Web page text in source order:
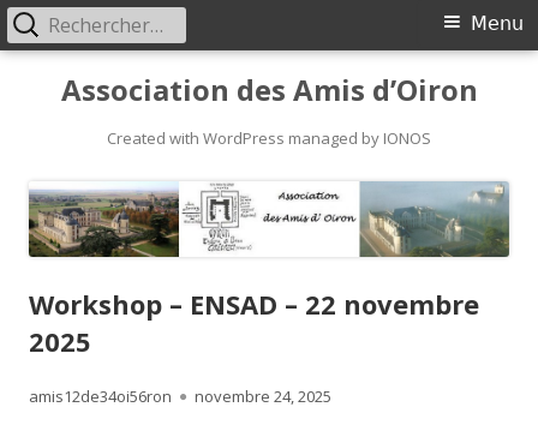
Association des Amis d’Oiron
Created with WordPress managed by IONOS
Primary
Menu
Menu
Rechercher :
Workshop – ENSAD – 22 novembre
2025
Author
amis12de34oi56ron
Published
novembre 24, 2025